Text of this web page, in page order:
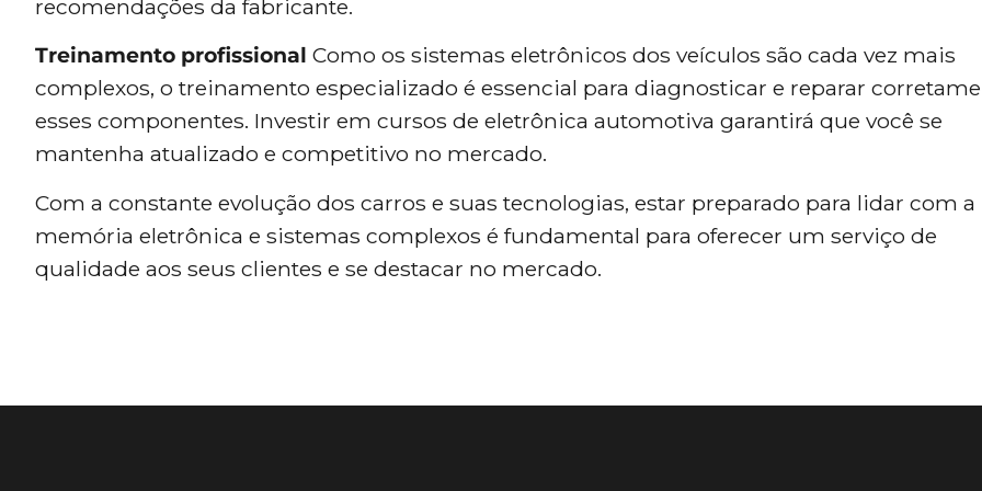
recomendações da fabricante.
Treinamento profissional Como os sistemas eletrônicos dos veículos são cada vez mais
complexos, o treinamento especializado é essencial para diagnosticar e reparar
esses componentes. Investir em cursos de eletrônica automotiva garantirá que você se
mantenha atualizado e competitivo no mercado.
Com a constante evolução dos carros e suas tecnologias, estar preparado para lidar com a
memória eletrônica e sistemas complexos é fundamental para oferecer um serviço de
qualidade aos seus clientes e se destacar no mercado.